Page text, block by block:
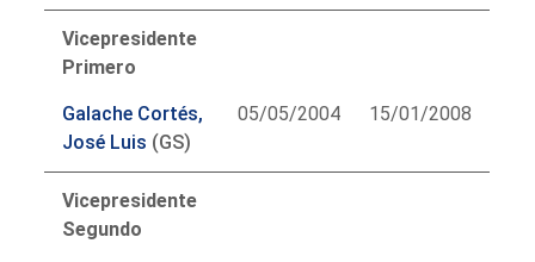
Vicepresidente
Primero
Galache Cortés,
José Luis (GS)
05/05/2004 15/01/2008
Vicepresidente
Segundo